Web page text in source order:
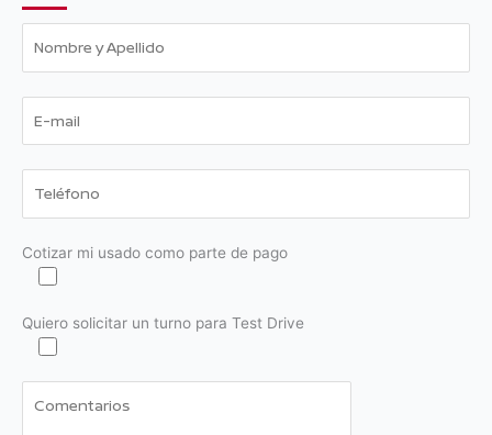
Cotizar mi usado como parte de pago
Quiero solicitar un turno para Test Drive